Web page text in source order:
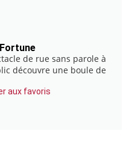
de rue sans parole à
découvre une boule de
aux favoris